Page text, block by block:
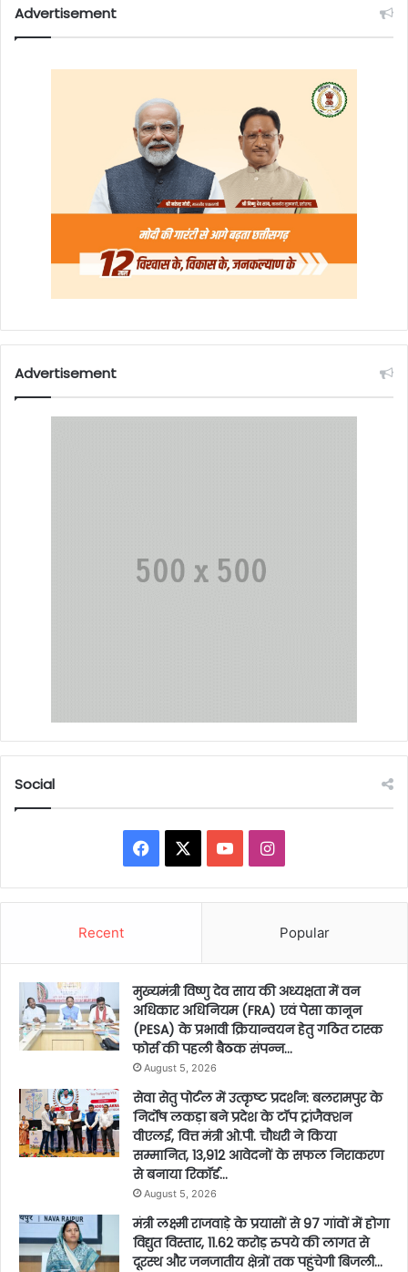
Advertisement
Advertisement
Social
Facebook YouTubeInstagram
Recent Popular
मुख्यमंत्री विष्णु देव साय की अध्यक्षता में वन
अधिकार अधिनियम (FRA) एवं पेसा कानून
(PESA) के प्रभावी क्रियान्वयन हेतु गठित टास्क
फोर्स की पहली बैठक संपन्न…
August 5, 2026
सेवा सेतु पोर्टल में उत्कृष्ट प्रदर्शन: बलरामपुर के
निर्दोष लकड़ा बने प्रदेश के टॉप ट्रांजैक्शन
वीएलई, वित्त मंत्री ओ.पी. चौधरी ने किया
सम्मानित, 13,912 आवेदनों के सफल निराकरण
से बनाया रिकॉर्ड…
August 5, 2026
मंत्री लक्ष्मी राजवाड़े के प्रयासों से 97 गांवों में होगा
विद्युत विस्तार, 11.62 करोड़ रुपये की लागत से
दूरस्थ और जनजातीय क्षेत्रों तक पहुंचेगी बिजली…